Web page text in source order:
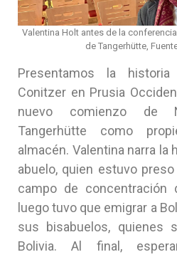
Valentina Holt antes de la
de Tangerhütte,
Presentamos la
Conitzer en Prusia
nuevo comienzo de
Tangerhütte como
almacén. Valentina narra la
abuelo, quien estuvo
campo de concentración
luego tuvo que emigrar a
sus bisabuelos, quienes
Bolivia. Al final,